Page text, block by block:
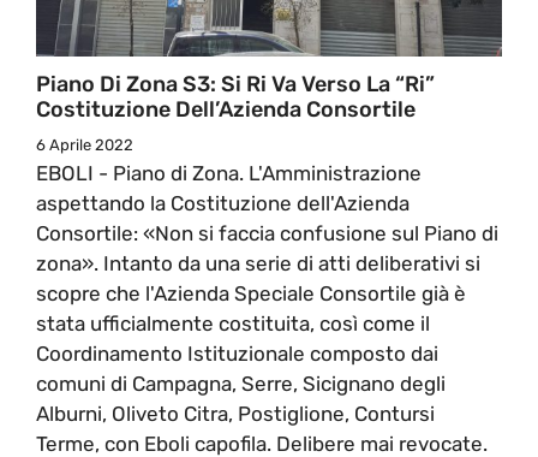
Piano Di Zona S3: Si Ri Va Verso La “Ri”
Costituzione Dell’Azienda Consortile
6 Aprile 2022
EBOLI - Piano di Zona. L'Amministrazione
aspettando la Costituzione dell'Azienda
Consortile: «Non si faccia confusione sul Piano di
zona». Intanto da una serie di atti deliberativi si
scopre che l'Azienda Speciale Consortile già è
stata ufficialmente costituita, così come il
Coordinamento Istituzionale composto dai
comuni di Campagna, Serre, Sicignano degli
Alburni, Oliveto Citra, Postiglione, Contursi
Terme, con Eboli capofila. Delibere mai revocate.